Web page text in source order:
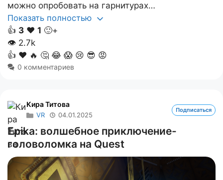
можно опробовать на гарнитурах…
Показать полностью
👍 3 ❤️ 1 🙂+
👁 2.7k
👍 ❤️ 🔥 🤔 😂 😱 😢 😎 😡
0 комментариев
Кира Титова
VR 04.01.2025
Подписаться
Epika: волшебное приключение-
головоломка на Quest